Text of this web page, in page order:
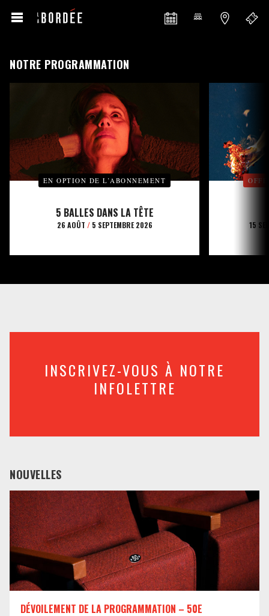
NOTRE PROGRAMMATION
EN OPTION DE L’ABONNEMENT
5 BALLES DANS LA TÊTE
26 AOÛT /5 SEPTEMBRE 2026 15
INSCRIVEZ-VOUS À NOTRE
INFOLETTRE
NOUVELLES
DÉVOILEMENT DE LA PROGRAMMATION – 50E